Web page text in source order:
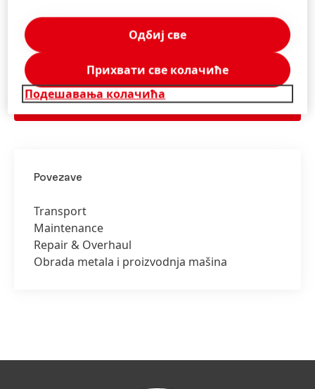
Kontaktirajte nas!
Posavetujte se u vezi naših brendova i rešenja.
SAZNAJTE VIŠE
Povezave
Transport
Maintenance
Repair & Overhaul
Obrada metala i proizvodnja mašina
Подешавања колачића
Одбиј све
Прихвати све колачиће